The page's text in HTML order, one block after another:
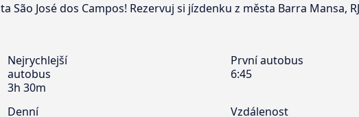
São José dos Campos! Rezervuj si jízdenku z města Barra Mansa,
Nejrychlejší
autobus
3h 30m
První autobus
6:45
Denní Vzdálenost